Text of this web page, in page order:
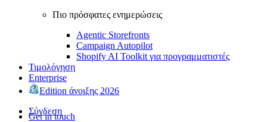
Πιο πρόσφατες ενημερώσεις
Agentic Storefronts
Campaign Autopilot
Shopify AI Toolkit για προγραμματιστές
Τιμολόγηση
Enterprise
Edition άνοιξης 2026
Σύνδεση
Get in touch